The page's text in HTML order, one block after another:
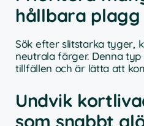
hållbara plagg
Sök efter slitstarka tyger,
neutrala färger. Denna
tillfällen och är lätta att
Undvik
som snabbt